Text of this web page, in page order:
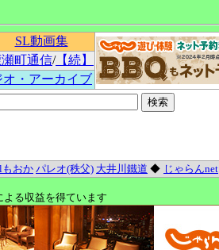
SL動画集
瀬町通信/【続】
オ・アーカイブ
もおかパレオ(秩父) 大井川鐵道 ◆ じゃらんnet
る収益を得ています